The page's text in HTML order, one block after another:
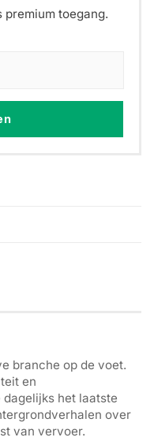
premium toegang.
branche op de voet.
en
het laatste
over
van vervoer.